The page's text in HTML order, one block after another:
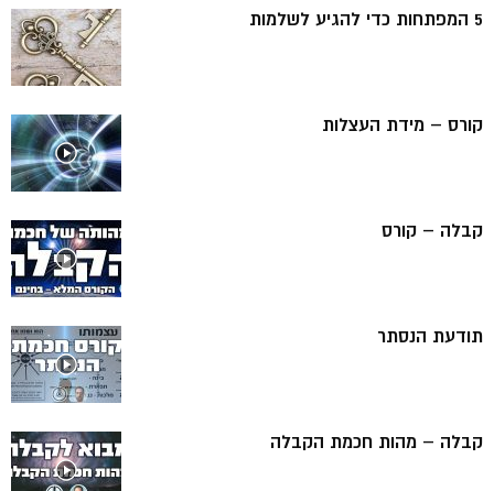
5 המפתחות כדי להגיע לשלמות
קורס – מידת העצלות
קבלה – קורס
תודעת הנסתר
קבלה – מהות חכמת הקבלה